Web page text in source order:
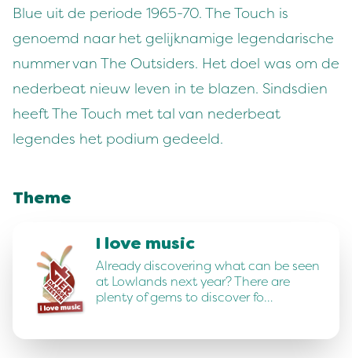
Blue uit de periode 1965-70. The Touch is
genoemd naar het gelijknamige legendarische
nummer van The Outsiders. Het doel was om de
nederbeat nieuw leven in te blazen. Sindsdien
heeft The Touch met tal van nederbeat
legendes het podium gedeeld.
Theme
I love music
Already discovering what can be seen
at Lowlands next year? There are
plenty of gems to discover fo…